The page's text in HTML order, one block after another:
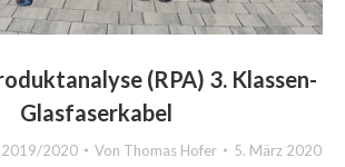
(RPA) 3. Klassen-
Glasfaserkabel
2019/2020 Von Thomas Hofer 5. März 2020